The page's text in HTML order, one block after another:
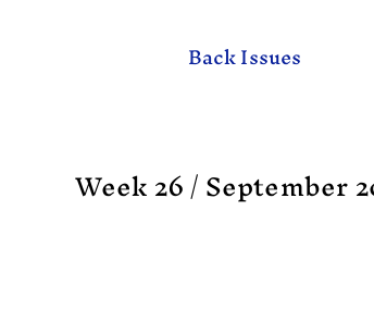
Back Issues
Week 26 / September